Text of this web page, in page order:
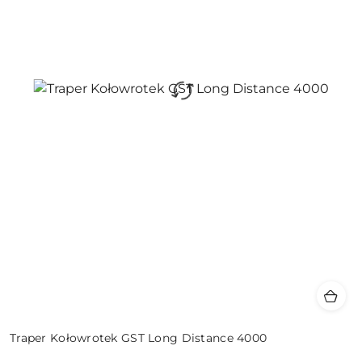
Traper Kołowrotek GST Long Distance 4000